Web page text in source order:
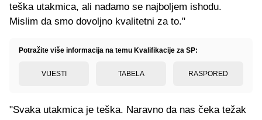
teška utakmica, ali nadamo se najboljem ishodu.
Mislim da smo dovoljno kvalitetni za to."
Potražite više informacija na temu Kvalifikacije za SP:
VIJESTI TABELA RASPORED
"Svaka utakmica je teška. Naravno da nas čeka težak